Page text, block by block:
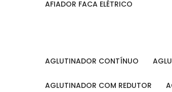
AFIADOR FACA ELÉTRICO
AGLUTINADOR CONTÍNUO
AGLUTINADOR COM REDUTOR